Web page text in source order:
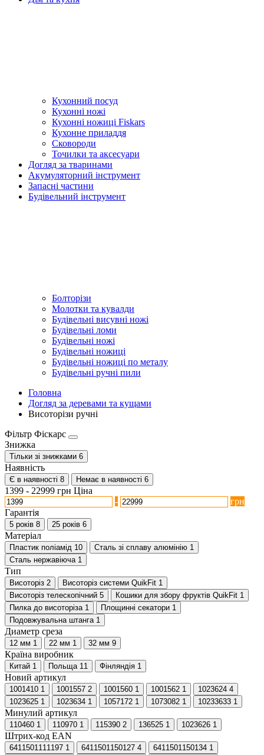
Кухонний посуд
Кухонні ножі
Кухонні ножиці Fiskars
Кухонне приладдя
Сковороди
Точилки та аксесуари
Догляд за тваринами
Акумуляторний інструмент
Запасні частини
Будівельний інструмент
Болторізи
Молотки та кувалди
Будівельні висувні ножі
Будівельні ломи
Будівельні ножі
Будівельні ножиці
Будівельні ножиці по металу
Будівельні ручні пили
Головна
Догляд за деревами та кущами
Висоторізи ручні
Фільтр Фіскарс
Знижка
Тільки зі знижками 6
Наявність
Є в наявності 8 Немає в наявності 6
1399 - 22999 грн Ціна
-
грн
Гарантія
5 років 8 25 років 6
Матеріал
Пластик поліамід 10 Сталь зі сплаву алюмінію 1
Сталь нержавіюча 1
Тип
Висоторіз 2 Висоторіз системи QuikFit 1
Висоторіз телескопічний 5 Кошики для збору фруктів QuikFit 1
Пилка до висоторіза 1 Площинні секатори 1
Подовжувальна штанга 1
Диаметр среза
12 мм 1 22 мм 1 32 мм 9
Країна виробник
Китай 1 Польща 11 Фінляндія 1
Новий артикул
1001410 1 1001557 2 1001560 1 1001562 1 1023624 4
1023625 1 1023634 1 1057172 1 1073082 1 10233633 1
Минулий артикул
110460 1 110970 1 115390 2 136525 1 1023626 1
Штрих-код EAN
6411501111197 1 6411501150127 4 6411501150134 1